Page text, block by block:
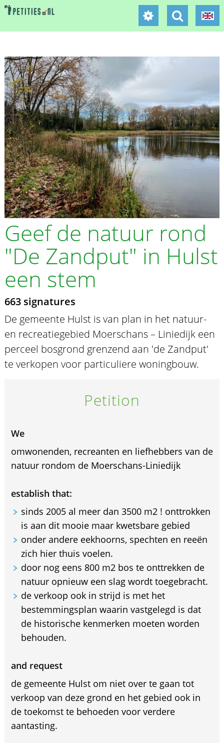
Geef de natuur rond
"De Zandput" in Hulst
een stem
663 signatures
De gemeente Hulst is van plan in het natuur-
en recreatiegebied Moerschans – Liniedijk een
perceel bosgrond grenzend aan 'de Zandput'
te verkopen voor particuliere woningbouw.
Petition
We
omwonenden, recreanten en liefhebbers van de
natuur rondom de Moerschans-Liniedijk
establish that:
sinds 2005 al meer dan 3500 m2 ! onttrokken
is aan dit mooie maar kwetsbare gebied
onder andere eekhoorns, spechten en reeën
zich hier thuis voelen.
door nog eens 800 m2 bos te onttrekken de
natuur opnieuw een slag wordt toegebracht.
de verkoop ook in strijd is met het
bestemmingsplan waarin vastgelegd is dat
de historische kenmerken moeten worden
behouden.
and request
de gemeente Hulst om niet over te gaan tot
verkoop van deze grond en het gebied ook in
de toekomst te behoeden voor verdere
aantasting.